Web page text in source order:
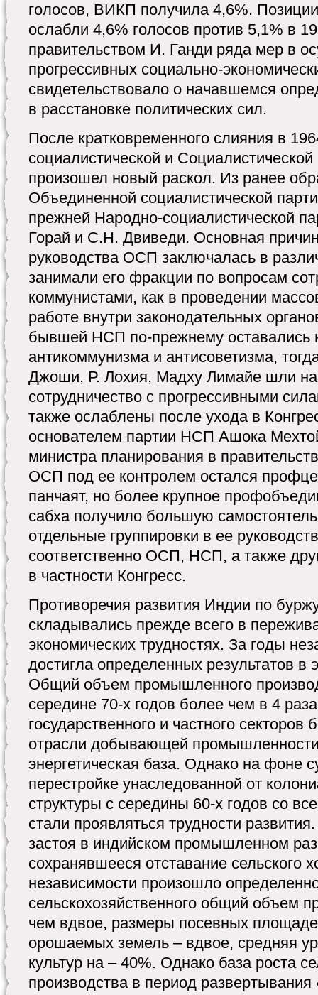
голосов, ВИКП получила 4,6%.
ослабли 4,6% голосов против 5,1% в
правительством И. Ганди ряда мер в
прогрессивных социально-
свидетельствовало о начавшемся
в расстановке политических сил.
После кратковременного слияния в
социалистической и
произошел новый раскол. Из ранее
Объединенной социалистической
прежней Народно-социалистической
Горай и С.Н. Двиведи. Основная
руководства ОСП заключалась в
занимали его фракции по вопросам
коммунистами, как в проведении
работе внутри законодательных
бывшей НСП по-прежнему оставались
антикоммунизма и антисоветизма,
Джоши, Р. Лохия, Мадху Лимайе шли на
сотрудничество с прогрессивными
также ослаблены после ухода в
основателем партии НСП Ашока
министра планирования в
ОСП под ее контролем остался
панчаят, но более крупное
сабха получило большую
отдельные группировки в ее
соответственно ОСП, НСП, а также
в частности Конгресс.
Противоречия развития Индии по
складывались прежде всего в
экономических трудностях. За годы
достигла определенных результатов в
Общий объем промышленного
середине 70-х годов более чем в 4
государственного и частного
отрасли добывающей
энергетическая база. Однако на фоне
перестройке унаследованной от
структуры с середины 60-х годов со
стали проявляться трудности
застоя в индийском промышленном
сохранявшееся отставание сельского
независимости произошло
сельскохозяйственного общий объем
чем вдвое, размеры посевных
орошаемых земель – вдвое, средняя
культур на – 40%. Однако база роста
производства в период